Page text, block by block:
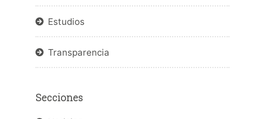
Estudios
Transparencia
Secciones